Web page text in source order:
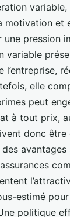
et
une pression
variable
l’entreprise,
elle
peut
à tout prix,
donc
estimé
politique